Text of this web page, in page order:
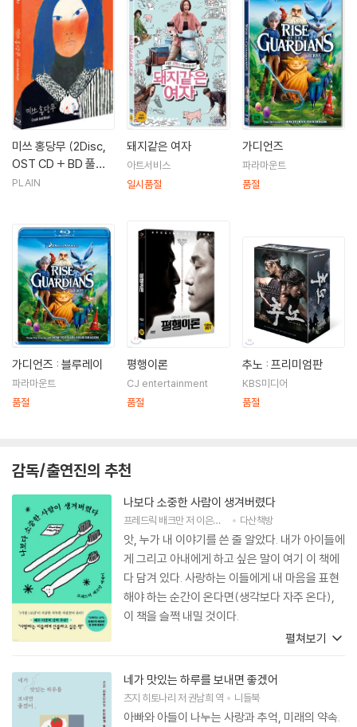
신석기 블루스(2004)|식물인간이 된 신석기
미스터 소크라테스(2005)|신반장
미스터 소크라테스+10분단편(2005)|주연배우
죽음의 숲-어느날 갑자기 네번째 이야기(2006)|우진
바람피기 좋은 날(2006)|여우두마리
용의주도 미스 신(2007)|한동민
라듸오 데이즈(2007)|K
미쓰 홍당무(2008)|서종철
비천무 (TV)(2008)|주연배우
미쓰 홍당무 (2Disc,
OST CD + BD 풀슬
립 한정판) : 블루레이
PLAIN
돼지같은 여자
아트서비스
일시품절
가디언즈
파라마운트
품절
가디언즈 : 블루레이
파라마운트
품절
평행이론
CJ entertainment
품절
추노 : 프리미엄판
KBS미디어
품절
감독/출연진의 추천
나보다 소중한 사람이 생겨버렸다
프레드릭 배크만저 이은선 다산책방
앗, 누가 내 이야기를 쓴 줄 알았다. 내가 아이들에
게 그리고 아내에게 하고 싶은 말이 여기 이 책에
다 담겨 있다. 사랑하는 이들에게 내 마음을 표현
해야 하는 순간이 온다면(생각보다 자주 온다),
이 책을 슬쩍 내밀 것이다.
펼쳐보기
네가 맛있는 하루를 보내면 좋겠어
츠지 히토나리저 권남희 역 니들북
아빠와 아들이 나누는 사랑과 추억, 미래의 약속.